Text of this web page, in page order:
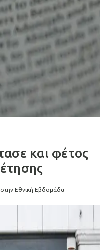
και φέτος
στην Εθνική Εβδομάδα